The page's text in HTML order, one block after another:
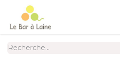
Se rendre au contenu